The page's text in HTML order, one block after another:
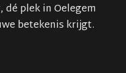
dé plek in Oelegem
betekenis krijgt.